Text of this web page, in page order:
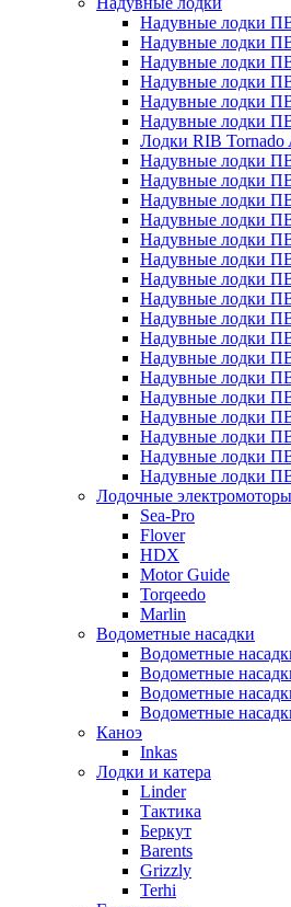
Надувные лодки
Надувные лодки
Надувные лодки
Надувные лодки
Надувные лодки
Надувные лодки
Лодки RIB Tornado
Надувные лодки
Надувные лодки
Надувные лодки
Надувные лодки
Надувные лодки
Надувные лодки
Надувные лодки
Надувные лодки
Надувные лодки
Надувные лодки
Надувные лодки
Надувные лодки
Надувные лодки
Надувные лодки
Надувные лодки
Надувные лодки
Надувные лодки
Лодочные электромоторы
Sea-Pro
Flover
HDX
Motor Guide
Torqeedo
Marlin
Водометные насадки
Водометные
Водометные
Водометные
Водометные
Каноэ
Inkas
Лодки и катера
Linder
Тактика
Беркут
Barents
Grizzly
Terhi